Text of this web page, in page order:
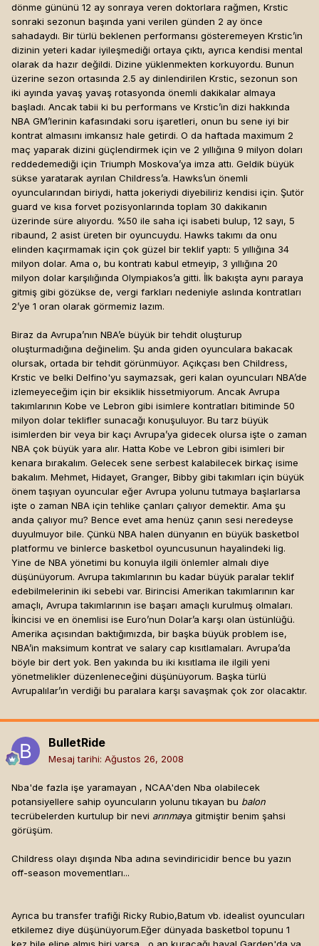
dönme gününü 12 ay sonraya veren doktorlara rağmen, Krstic
sonraki sezonun başında yani verilen günden 2 ay önce
sahadaydı. Bir türlü beklenen performansı gösteremeyen Krstic’in
dizinin yeteri kadar iyileşmediği ortaya çıktı, ayrıca kendisi mental
olarak da hazır değildi. Dizine yüklenmekten korkuyordu. Bunun
üzerine sezon ortasında 2.5 ay dinlendirilen Krstic, sezonun son
iki ayında yavaş yavaş rotasyonda önemli dakikalar almaya
başladı. Ancak tabii ki bu performans ve Krstic’in dizi hakkında
NBA GM’lerinin kafasındaki soru işaretleri, onun bu sene iyi bir
kontrat almasını imkansız hale getirdi. O da haftada maximum 2
maç yaparak dizini güçlendirmek için ve 2 yıllığına 9 milyon doları
reddedemediği için Triumph Moskova’ya imza attı. Geldik büyük
sükse yaratarak ayrılan Childress’a. Hawks’un önemli
oyuncularından biriydi, hatta jokeriydi diyebiliriz kendisi için. Şutör
guard ve kısa forvet pozisyonlarında toplam 30 dakikanın
üzerinde süre alıyordu. %50 ile saha içi isabeti bulup, 12 sayı, 5
ribaund, 2 asist üreten bir oyuncuydu. Hawks takımı da onu
elinden kaçırmamak için çok güzel bir teklif yaptı: 5 yıllığına 34
milyon dolar. Ama o, bu kontratı kabul etmeyip, 3 yıllığına 20
milyon dolar karşılığında Olympiakos’a gitti. İlk bakışta aynı paraya
gitmiş gibi gözükse de, vergi farkları nedeniyle aslında kontratları
2’ye 1 oran olarak görmemiz lazım.
Biraz da Avrupa’nın NBA’e büyük bir tehdit oluşturup
oluşturmadığına değinelim. Şu anda giden oyunculara bakacak
olursak, ortada bir tehdit görünmüyor. Açıkçası ben Childress,
Krstic ve belki Delfino'yu saymazsak, geri kalan oyuncuları NBA’de
izlemeyeceğim için bir eksiklik hissetmiyorum. Ancak Avrupa
takımlarının Kobe ve Lebron gibi isimlere kontratları bitiminde 50
milyon dolar teklifler sunacağı konuşuluyor. Bu tarz büyük
isimlerden bir veya bir kaçı Avrupa’ya gidecek olursa işte o zaman
NBA çok büyük yara alır. Hatta Kobe ve Lebron gibi isimleri bir
kenara bırakalım. Gelecek sene serbest kalabilecek birkaç isime
bakalım. Mehmet, Hidayet, Granger, Bibby gibi takımları için büyük
önem taşıyan oyuncular eğer Avrupa yolunu tutmaya başlarlarsa
işte o zaman NBA için tehlike çanları çalıyor demektir. Ama şu
anda çalıyor mu? Bence evet ama henüz çanın sesi neredeyse
duyulmuyor bile. Çünkü NBA halen dünyanın en büyük basketbol
platformu ve binlerce basketbol oyuncusunun hayalindeki lig.
Yine de NBA yönetimi bu konuyla ilgili önlemler almalı diye
düşünüyorum. Avrupa takımlarının bu kadar büyük paralar teklif
edebilmelerinin iki sebebi var. Birincisi Amerikan takımlarının kar
amaçlı, Avrupa takımlarının ise başarı amaçlı kurulmuş olmaları.
İkincisi ve en önemlisi ise Euro’nun Dolar’a karşı olan üstünlüğü.
Amerika açısından baktığımızda, bir başka büyük problem ise,
NBA’in maksimum kontrat ve salary cap kısıtlamaları. Avrupa’da
böyle bir dert yok. Ben yakında bu iki kısıtlama ile ilgili yeni
yönetmelikler düzenleneceğini düşünüyorum. Başka türlü
Avrupalılar’ın verdiği bu paralara karşı savaşmak çok zor olacaktır.
BulletRide
Mesaj tarihi: Ağustos 26, 2008
Nba'de fazla işe yaramayan , NCAA'den Nba olabilecek
potansiyellere sahip oyuncuların yolunu tıkayan bu balon
tecrübelerden kurtulup bir nevi arınmaya gitmiştir benim şahsi
görüşüm.
Childress olayı dışında Nba adına sevindiricidir bence bu yazın
off-season movementları...
Ayrıca bu transfer trafiği Ricky Rubio,Batum vb. idealist oyuncuları
etkilemez diye düşünüyorum.Eğer dünyada basketbol topunu 1